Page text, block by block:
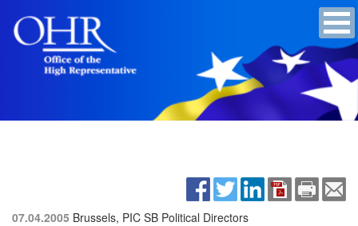
07.04.2005 Brussels, PIC SB Political Directors